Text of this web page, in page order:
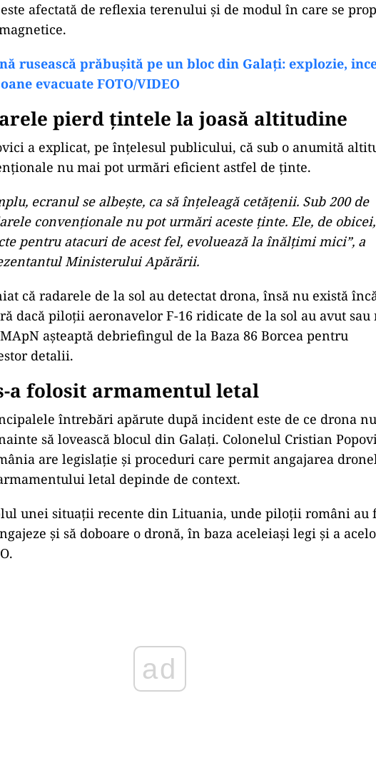
afectată de reflexia terenului și de modul în care se
rusească prăbușită pe un bloc din Galați: explozie,
evacuate FOTO/VIDEO
pierd țintele la joasă altitudine
a explicat, pe înțelesul publicului, că sub o anumită
nu mai pot urmări eficient astfel de ținte.
ecranul se albește, ca să înțeleagă cetățenii. Sub 200 de
convenționale nu pot urmări aceste ținte. Ele, de obicei,
pentru atacuri de acest fel, evoluează la înălțimi mici”, a
Ministerului Apărării.
că radarele de la sol au detectat drona, însă nu există
dacă piloții aeronavelor F-16 ridicate de la sol au avut sau
așteaptă debriefingul de la Baza 86 Borcea pentru
detalii.
a folosit armamentul letal
întrebări apărute după incident este de ce drona
să lovească blocul din Galați. Colonelul Cristian
are legislație și proceduri care permit angajarea
letal depinde de context.
unei situații recente din Lituania, unde piloții români au
și să doboare o dronă, în baza aceleiași legi și a
ad